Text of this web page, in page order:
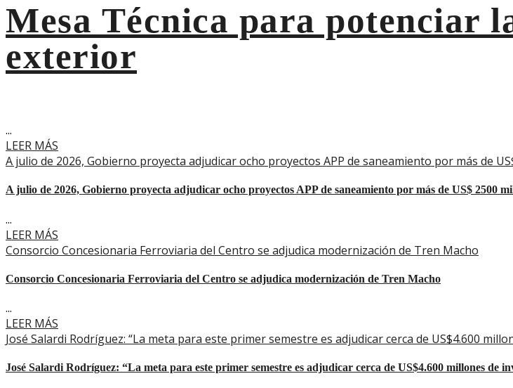
Mesa Técnica para potenciar
exterior
...
LEER MÁS
A julio de 2026, Gobierno proyecta adjudicar ocho proyectos APP de saneamiento por más de
A julio de 2026, Gobierno proyecta adjudicar ocho proyectos APP de saneamiento por más de US$ 2500
...
LEER MÁS
Consorcio Concesionaria Ferroviaria del Centro se adjudica modernización de Tren Macho
Consorcio Concesionaria Ferroviaria del Centro se adjudica modernización de Tren Macho
...
LEER MÁS
José Salardi Rodríguez: “La meta para este primer semestre es adjudicar cerca de US$4.600
José Salardi Rodríguez: “La meta para este primer semestre es adjudicar cerca de US$4.600 millones de